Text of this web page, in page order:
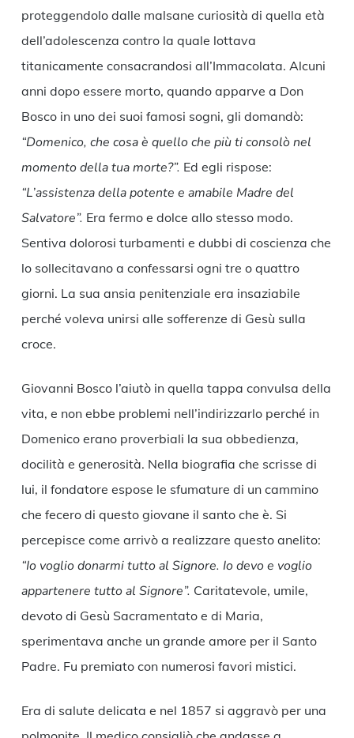
proteggendolo dalle malsane curiosità di quella età
dell’adolescenza contro la quale lottava
titanicamente consacrandosi all’Immacolata. Alcuni
anni dopo essere morto, quando apparve a Don
Bosco in uno dei suoi famosi sogni, gli domandò:
“Domenico, che cosa è quello che più ti consolò nel
momento della tua morte?”. Ed egli rispose:
“L’assistenza della potente e amabile Madre del
Salvatore”. Era fermo e dolce allo stesso modo.
Sentiva dolorosi turbamenti e dubbi di coscienza che
lo sollecitavano a confessarsi ogni tre o quattro
giorni. La sua ansia penitenziale era insaziabile
perché voleva unirsi alle sofferenze di Gesù sulla
croce.
Giovanni Bosco l’aiutò in quella tappa convulsa della
vita, e non ebbe problemi nell’indirizzarlo perché in
Domenico erano proverbiali la sua obbedienza,
docilità e generosità. Nella biografia che scrisse di
lui, il fondatore espose le sfumature di un cammino
che fecero di questo giovane il santo che è. Si
percepisce come arrivò a realizzare questo anelito:
“Io voglio donarmi tutto al Signore. Io devo e voglio
appartenere tutto al Signore”. Caritatevole, umile,
devoto di Gesù Sacramentato e di Maria,
sperimentava anche un grande amore per il Santo
Padre. Fu premiato con numerosi favori mistici.
Era di salute delicata e nel 1857 si aggravò per una